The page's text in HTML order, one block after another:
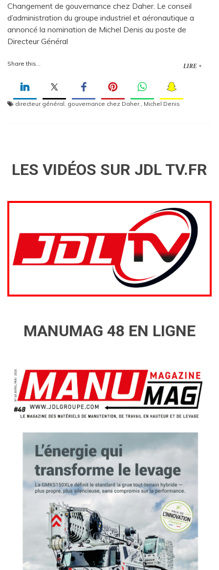
Changement de gouvernance chez Daher. Le conseil
d’administration du groupe industriel et aéronautique a
annoncé la nomination de Michel Denis au poste de
Directeur Général
Share this... LIRE +
directeur général gouvernance chez Daher. Michel Denis
LES VIDÉOS SUR JDL TV.FR
MANUMAG 48 EN LIGNE